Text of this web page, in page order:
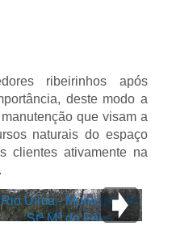
ribeirinhos após
deste modo a
que visam a
naturais do espaço
clientes ativamente na
Rio Uíma - Município de
Stª Mª da Feira